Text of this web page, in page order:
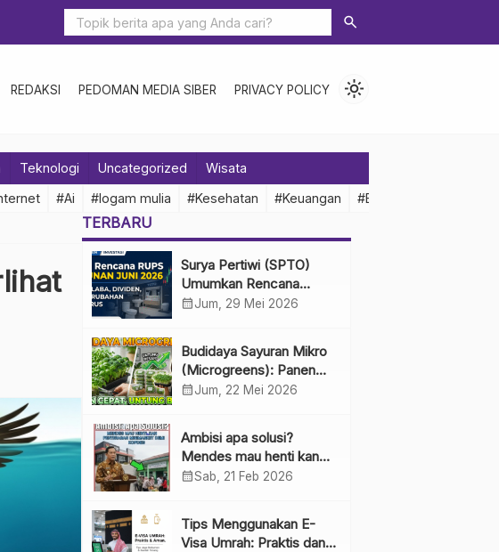
search
REDAKSI PEDOMAN MEDIA SIBER PRIVACY POLICY light_mode
Teknologi Uncategorized Wisata
#Ai #logam mulia #Kesehatan #Keuangan #Ekonomi Indonesia
TERBARU
Surya Pertiwi (SPTO)
Umumkan Rencana
RUPS Tahunan Juni 2026,
Penguru
calendar_monthJum, 29 Mei 2026
Budidaya Sayuran Mikro
(Microgreens): Panen
Cepat, Untung Besar
calendar_monthJum, 22 Mei 2026
Ambisi apa solusi?
Mendes mau henti kan
penyebaran minimarket
calendar_monthSab, 21 Feb 2026
Tips Menggunakan E-
Visa Umrah: Praktis dan